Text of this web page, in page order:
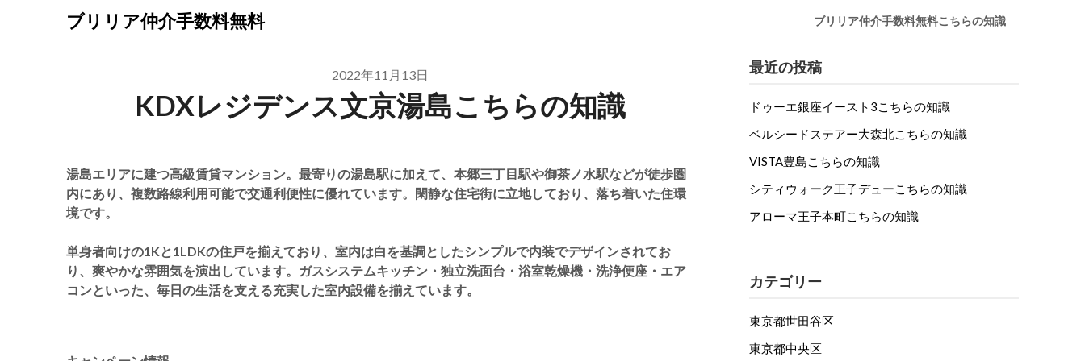
ブリリア仲介手数料無料 ブリリア仲介手数料無料こちらの知識
2022年11月13日
KDXレジデンス文京湯島こちらの知識
湯島エリアに建つ高級賃貸マンション。最寄りの湯島駅に加えて、本郷三丁目駅や御茶ノ水駅などが徒歩圏
内にあり、複数路線利用可能で交通利便性に優れています。閑静な住宅街に立地しており、落ち着いた住環
境です。
単身者向けの1Kと1LDKの住戸を揃えており、室内は白を基調としたシンプルで内装でデザインされてお
り、爽やかな雰囲気を演出しています。ガスシステムキッチン・独立洗面台・浴室乾燥機・洗浄便座・エア
コンといった、毎日の生活を支える充実した室内設備を揃えています。
最近の投稿
ドゥーエ銀座イースト3こちらの知識
ベルシードステアー大森北こちらの知識
VISTA豊島こちらの知識
シティウォーク王子デューこちらの知識
アローマ王子本町こちらの知識
カテゴリー
東京都世田谷区
東京都中央区